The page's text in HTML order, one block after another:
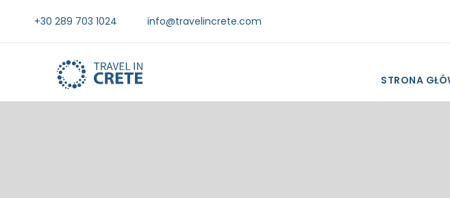
+30 289 703 1024 info@travelincrete.com
STRONA